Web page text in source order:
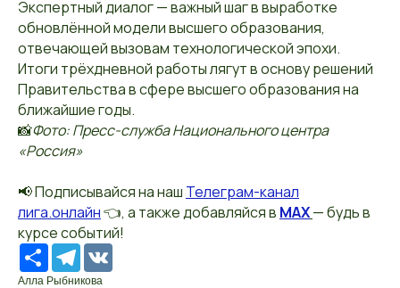
Экспертный диалог — важный шаг в выработке
обновлённой модели высшего образования,
отвечающей вызовам технологической эпохи.
Итоги трёхдневной работы лягут в основу решений
Правительства в сфере высшего образования на
ближайшие годы.
📸Фото: Пресс-служба Национального центра
«Россия»
📢 Подписывайся на наш Телеграм-канал
лига.онлайн👈, а также добавляйся в MAX— будь в
курсе событий!
РесурсTelegram
Алла Рыбникова